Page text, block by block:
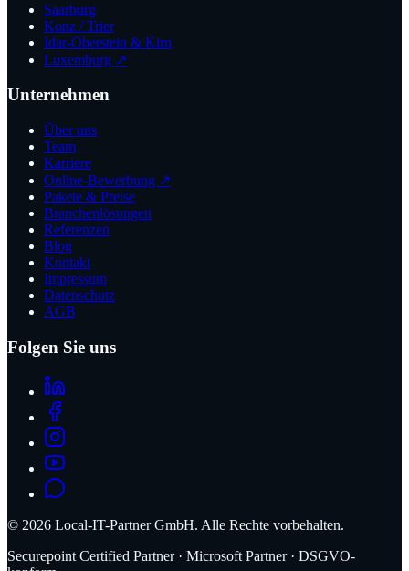
Saarburg
Konz / Trier
Idar-Oberstein & Kirn
Luxemburg ↗
Unternehmen
Über uns
Team
Karriere
Online-Bewerbung ↗
Pakete & Preise
Branchenlösungen
Referenzen
Blog
Kontakt
Impressum
Datenschutz
AGB
Folgen Sie uns
© 2026 Local-IT-Partner GmbH. Alle Rechte vorbehalten.
Securepoint Certified Partner · Microsoft Partner · DSGVO-